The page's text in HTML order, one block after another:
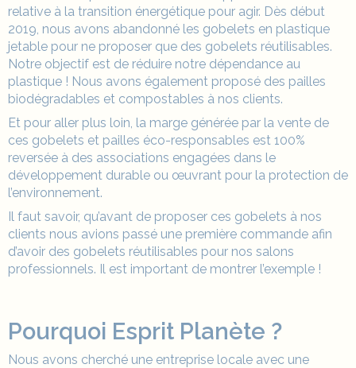
relative à la transition énergétique pour agir. Dès début
2019, nous avons abandonné les gobelets en plastique
jetable pour ne proposer que des gobelets réutilisables.
Notre objectif est de réduire notre dépendance au
plastique ! Nous avons également proposé des pailles
biodégradables et compostables à nos clients.
Et pour aller plus loin, la marge générée par la vente de
ces gobelets et pailles éco-responsables est 100%
reversée à des associations engagées dans le
développement durable ou œuvrant pour la protection de
l’environnement.
Il faut savoir, qu’avant de proposer ces gobelets à nos
clients nous avions passé une première commande afin
d’avoir des gobelets réutilisables pour nos salons
professionnels. Il est important de montrer l’exemple !
Pourquoi Esprit Planète ?
Nous avons cherché une entreprise locale avec une